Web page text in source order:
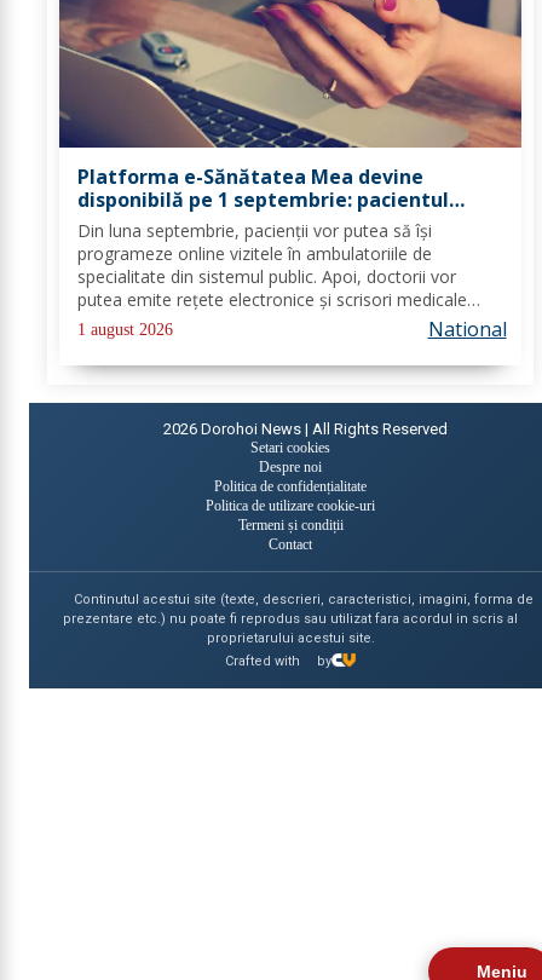
Meniu
Platforma e-Sănătatea Mea devine
disponibilă pe 1 septembrie: pacientul
devine utilizator direct al sistemului
digital de sănătate
Din luna septembrie, pacienții vor putea să își
programeze online vizitele în ambulatoriile de
specialitate din sistemul public. Apoi, doctorii vor
putea emite rețete electronice și scrisori medicale
direct prin noua platformă. Se fac ultimele lucrări la
platforma „e-Sănătatea Mea" pentru aceste...
1 august 2026 National
2026 Dorohoi News | All Rights Reserved
Setari cookies
Despre noi
Politica de confidențialitate
Politica de utilizare cookie-uri
Termeni și condiții
Contact
Continutul acestui site (texte, descrieri, caracteristici, imagini, forma de
prezentare etc.) nu poate fi reprodus sau utilizat fara acordul in scris al
proprietarului acestui site.
Crafted with
by